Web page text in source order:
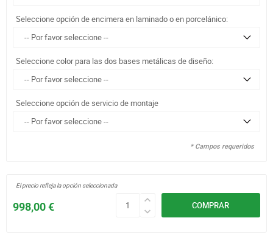
Seleccione opción de encimera en laminado o en porcelánico:
Seleccione color para las dos bases metálicas de diseño:
Seleccione opción de servicio de montaje
* Campos requeridos
COMPRAR
998,00 €
El precio refleja la opción seleccionada